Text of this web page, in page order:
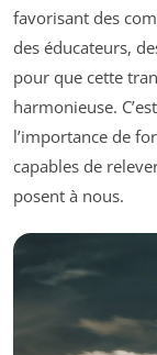
favorisant des
des éducateurs,
pour que cette
harmonieuse.
l’importance de
capables de
posent à nous.